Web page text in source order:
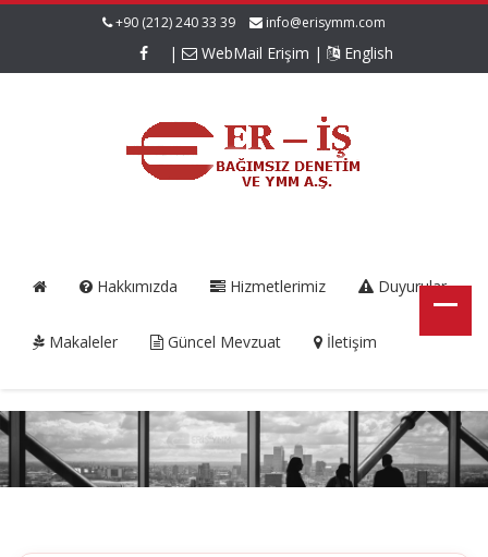
+90 (212) 240 33 39 info@erisymm.com
| WebMail Erişim | English
Hakkımızda Hizmetlerimiz Duyurular
Makaleler Güncel Mevzuat İletişim